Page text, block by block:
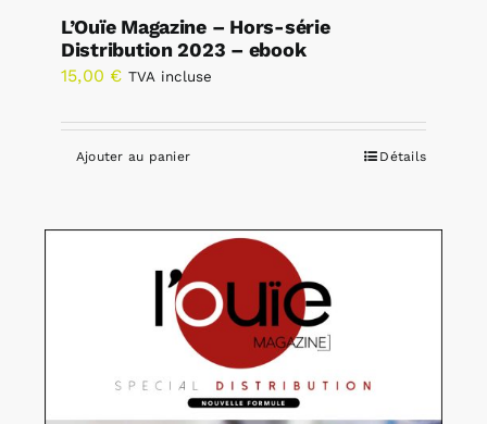
L’Ouïe Magazine – Hors-série
Distribution 2023 – ebook
15,00 € TVA incluse
Ajouter au panier Détails